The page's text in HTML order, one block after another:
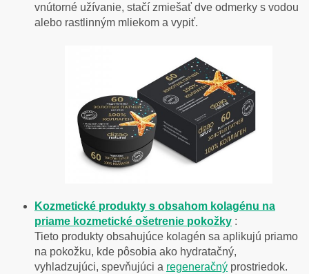
vnútorné užívanie, stačí zmiešať dve odmerky s vodou
alebo rastlinným mliekom a vypiť.
Kozmetické produkty s obsahom kolagénu na
priame kozmetické ošetrenie pokožky :
Tieto produkty obsahujúce kolagén sa aplikujú priamo
na pokožku, kde pôsobia ako hydratačný,
vyhladzujúci, spevňujúci a regeneračný prostriedok.